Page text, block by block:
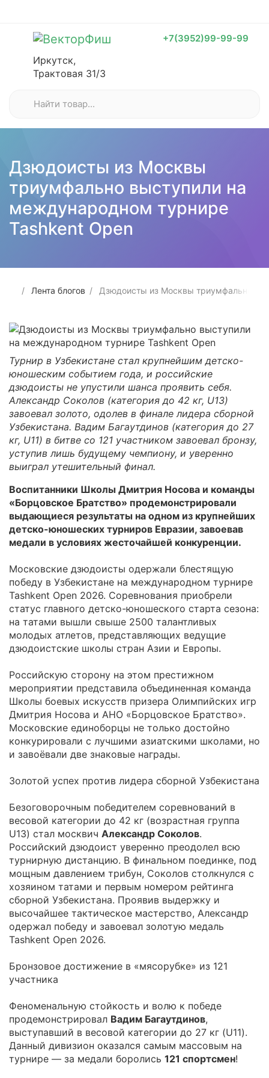
+7(3952)99-99-99
Иркутск,
Трактовая 31/3
Дзюдоисты из Москвы
триумфально выступили на
международном турнире
Tashkent Open
Лента блогов Дзюдоисты из Москвы триумфально
Турнир в Узбекистане стал крупнейшим детско-
юношеским событием года, и российские
дзюдоисты не упустили шанса проявить себя.
Александр Соколов (категория до 42 кг, U13)
завоевал золото, одолев в финале лидера сборной
Узбекистана. Вадим Багаутдинов (категория до 27
кг, U11) в битве со 121 участником завоевал бронзу,
уступив лишь будущему чемпиону, и уверенно
выиграл утешительный финал.
Воспитанники Школы Дмитрия Носова и команды
«Борцовское Братство» продемонстрировали
выдающиеся результаты на одном из крупнейших
детско-юношеских турниров Евразии, завоевав
медали в условиях жесточайшей конкуренции.
Московские дзюдоисты одержали блестящую
победу в Узбекистане на международном турнире
Tashkent Open 2026. Соревнования приобрели
статус главного детско-юношеского старта сезона:
на татами вышли свыше 2500 талантливых
молодых атлетов, представляющих ведущие
дзюдоистские школы стран Азии и Европы.
Российскую сторону на этом престижном
мероприятии представила объединенная команда
Школы боевых искусств призера Олимпийских игр
Дмитрия Носова и АНО «Борцовское Братство».
Московские единоборцы не только достойно
конкурировали с лучшими азиатскими школами, но
и завоёвали две знаковые награды.
Золотой успех против лидера сборной Узбекистана
Безоговорочным победителем соревнований в
весовой категории до 42 кг (возрастная группа
U13) стал москвич Александр Соколов.
Российский дзюдоист уверенно преодолел всю
турнирную дистанцию. В финальном поединке, под
мощным давлением трибун, Соколов столкнулся с
хозяином татами и первым номером рейтинга
сборной Узбекистана. Проявив выдержку и
высочайшее тактическое мастерство, Александр
одержал победу и завоевал золотую медаль
Tashkent Open 2026.
Бронзовое достижение в «мясорубке» из 121
участника
Феноменальную стойкость и волю к победе
продемонстрировал Вадим Багаутдинов,
выступавший в весовой категории до 27 кг (U11).
Данный дивизион оказался самым массовым на
турнире — за медали боролись 121 спортсмен!